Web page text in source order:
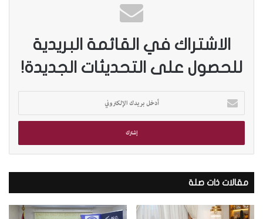
الاشتراك في القائمة البريدية
للحصول على التحديثات الجديدة!
خ
ب
ي
د
ك
ا
مقالات ذات صلة